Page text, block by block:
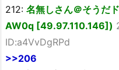
212: 名無しさん＠そうだ
AW0q [49.97.110.146])
ID:a4VvDgRPd
>>206